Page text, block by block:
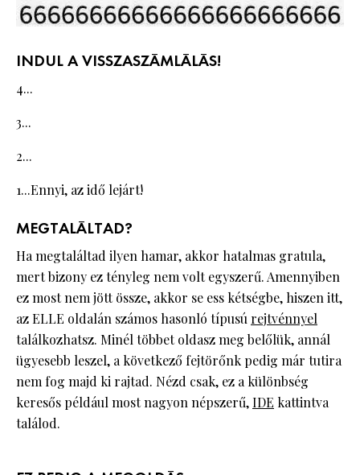
INDUL A VISSZASZÁMLÁLÁS!
4...
3...
2...
1...Ennyi, az idő lejárt!
MEGTALÁLTAD?
Ha megtaláltad ilyen hamar, akkor hatalmas gratula,
mert bizony ez tényleg nem volt egyszerű. Amennyiben
ez most nem jött össze, akkor se ess kétségbe, hiszen itt,
az ELLE oldalán számos hasonló típusú rejtvénnyel
találkozhatsz. Minél többet oldasz meg belőlük, annál
ügyesebb leszel, a következő fejtörőnk pedig már tutira
nem fog majd ki rajtad. Nézd csak, ez a különbség
keresős például most nagyon népszerű,IDE kattintva
találod.